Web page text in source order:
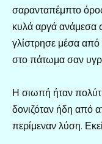
σαρανταπέμπτο
κυλά αργά ανάμεσα
γλίστρησε μέσα
στο πάτωμα σαν
Η σιωπή ήταν
δονιζόταν ήδη από
περίμεναν λύση.